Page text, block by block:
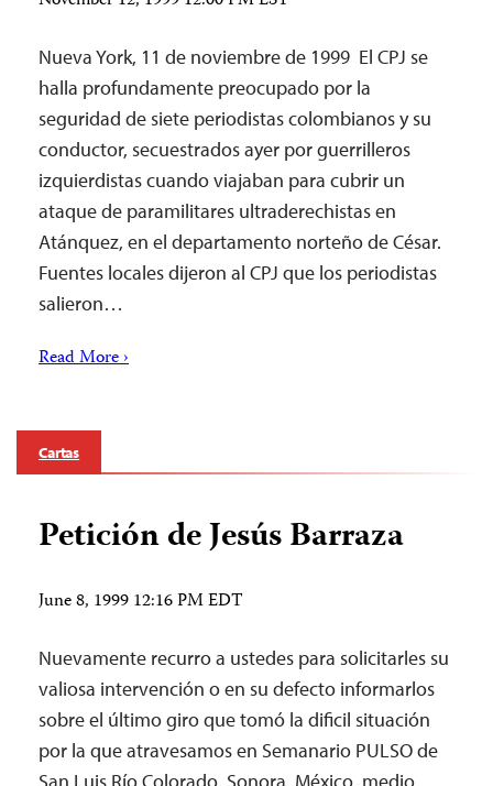
Nueva York, 11 de noviembre de 1999 ­ El CPJ se
halla profundamente preocupado por la
seguridad de siete periodistas colombianos y su
conductor, secuestrados ayer por guerrilleros
izquierdistas cuando viajaban para cubrir un
ataque de paramilitares ultraderechistas en
Atánquez, en el departamento norteño de César.
Fuentes locales dijeron al CPJ que los periodistas
salieron…
Read More ›
Cartas
Petición de Jesús Barraza
June 8, 1999 12:16 PM EDT
Nuevamente recurro a ustedes para solicitarles su
valiosa intervención o en su defecto informarlos
sobre el último giro que tomó la dificil situación
por la que atravesamos en Semanario PULSO de